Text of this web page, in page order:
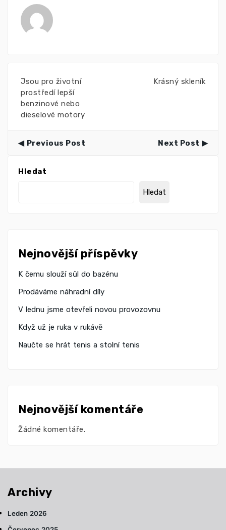
Jsou pro životní
prostředí lepší
benzinové nebo
dieselové motory
Krásný skleník
Previous Post Next Post
Hledat
Hledat
Nejnovější příspěvky
K čemu slouží sůl do bazénu
Prodáváme náhradní díly
V lednu jsme otevřeli novou provozovnu
Když už je ruka v rukávě
Naučte se hrát tenis a stolní tenis
Nejnovější komentáře
Žádné komentáře.
Archivy
Leden 2026